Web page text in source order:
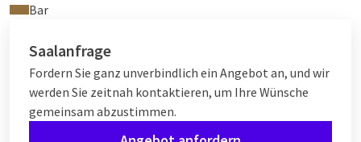
Bar
Saalanfrage
Fordern Sie ganz unverbindlich ein Angebot an, und wir
werden Sie zeitnah kontaktieren, um Ihre Wünsche
gemeinsam abzustimmen.